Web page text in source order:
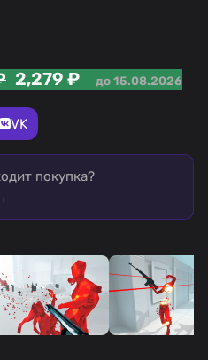
2,279 ₽ до 15.08.2026
VK
покупка?